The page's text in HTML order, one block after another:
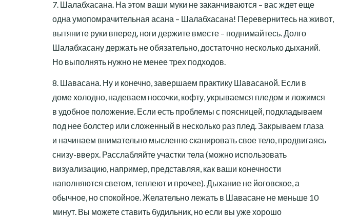
7. Шалабхасана. На этом ваши муки не заканчиваются – вас ждет еще
одна умопомрачительная асана – Шалабхасана! Перевернитесь на живот,
вытяните руки вперед, ноги держите вместе – поднимайтесь. Долго
Шалабхасану держать не обязательно, достаточно несколько дыханий.
Но выполнять нужно не менее трех подходов.
8. Шавасана. Ну и конечно, завершаем практику Шавасаной. Если в
доме холодно, надеваем носочки, кофту, укрываемся пледом и ложимся
в удобное положение. Если есть проблемы с поясницей, подкладываем
под нее болстер или сложенный в несколько раз плед. Закрываем глаза
и начинаем внимательно мысленно сканировать свое тело, продвигаясь
снизу-вверх. Расслабляйте участки тела (можно использовать
визуализацию, например, представляя, как ваши конечности
наполняются светом, теплеют и прочее). Дыхание не йоговское, а
обычное, но спокойное. Желательно лежать в Шавасане не меньше 10
минут. Вы можете ставить будильник, но если вы уже хорошо